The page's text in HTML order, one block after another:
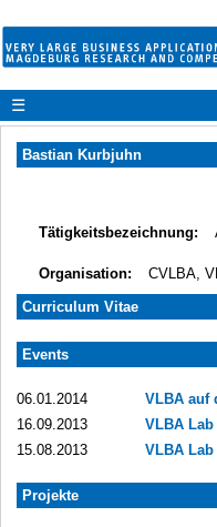
☰
Bastian Kurbjuhn
Tätigkeitsbezeichnung:
Organisation:
CVLBA,
Curriculum Vitae
Events
06.01.2014
VLBA auf
16.09.2013
VLBA Lab
15.08.2013
VLBA Lab
Projekte